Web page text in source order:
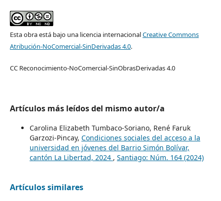
Esta obra está bajo una licencia internacionalCreative Commons
Atribución-NoComercial-SinDerivadas 4.0.
CC Reconocimiento-NoComercial-SinObrasDerivadas 4.0
Artículos más leídos del mismo autor/a
Carolina Elizabeth Tumbaco-Soriano, René Faruk
Garzozi-Pincay, Condiciones sociales del acceso a la
universidad en jóvenes del Barrio Simón Bolívar,
cantón La Libertad, 2024 , Santiago: Núm. 164 (2024)
Artículos similares